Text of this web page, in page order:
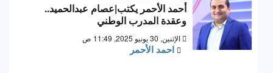
أحمد الأحمر يكتب|عصام عبدالحميد..
وعقدة المدرب الوطني
الإثنين, 30 يونيو 2025, 11:49 ص
احمد الأحمر